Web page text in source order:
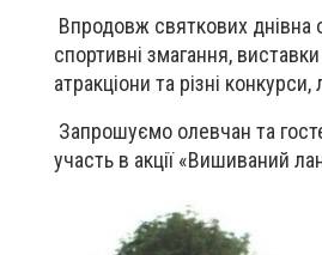
Впродовж святкових днівна
спортивні змагання,
атракціони та різні
Запрошуємо олевчан та
участь в акції «Вишиваний